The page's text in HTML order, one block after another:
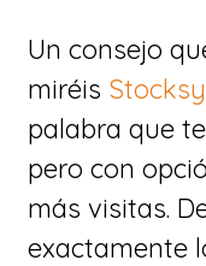
Un consejo
miréis Stocksy
palabra que
pero con
más visitas.
exactamente